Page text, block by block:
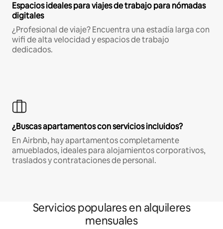
Espacios ideales para viajes de trabajo para nómadas
digitales
¿Profesional de viaje? Encuentra una estadía larga con
wifi de alta velocidad y espacios de trabajo
dedicados.
¿Buscas apartamentos con servicios incluidos?
En Airbnb, hay apartamentos completamente
amueblados, ideales para alojamientos corporativos,
traslados y contrataciones de personal.
Servicios populares en alquileres
mensuales